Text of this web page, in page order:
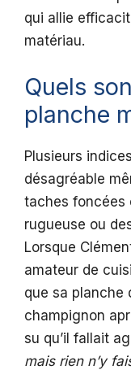
qui allie
matériau.
Quels
planche
Plusieurs
désagréable
taches foncées
rugueuse ou
Lorsque
amateur de
que sa planche
champignon
su qu’il fallait
mais rien n’y